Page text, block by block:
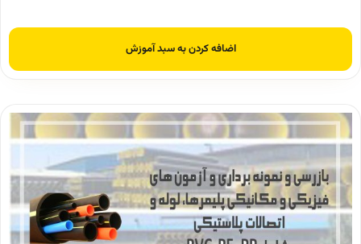
اضافه کردن به سبد آموزش